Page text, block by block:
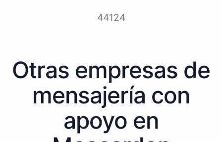
44124
Otras empresas de
mensajería con
apoyo en